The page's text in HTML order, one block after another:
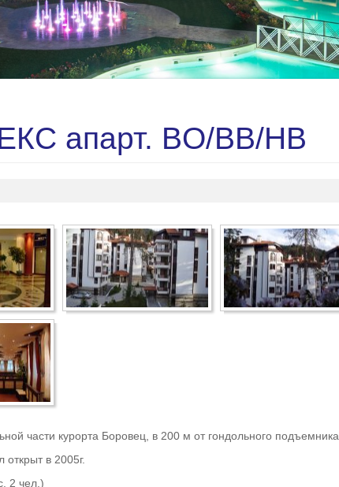
апарт. BO/ВВ/HB
части курорта Боровец, в 200 м от гондольного подъемника.
в 2005г.
2 чел.)